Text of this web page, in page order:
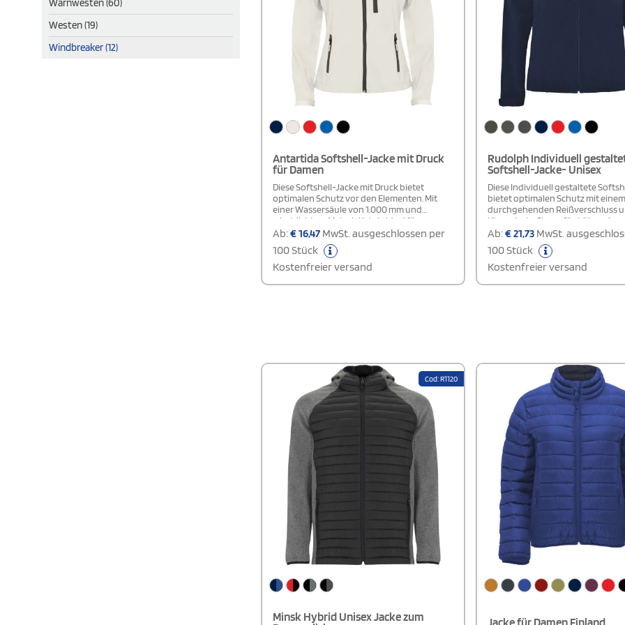
Warnwesten (60)
Westen (19)
Windbreaker (12)
Antartida Softshell-Jacke mit Druck
für Damen
Diese Softshell-Jacke mit Druck bietet
optimalen Schutz vor den Elementen. Mit
einer Wassersäule von 1.000 mm und
winddichtem Material ist sie ideal für
wechselhafte Wetterbedingungen. Der
umgekehrte, versiegelte Reißverschluss mit
passendem Kinnschutz sorgt für
zusätzlichen Komfort und Schutz. Die Jacke
Reißverschlusstaschen mit passenden
– ideal für aktive Einsätze im Freien!
Ab:€16,47MwSt. ausgeschlossen per
100 Stück
Kostenfreier versand
Rudolph Individuell
Softshell-Jacke- Unisex
Diese Individuell gestaltete
bietet optimalen Schutz mit einem
durchgehenden Reißverschluss
Kinnschutz. Sie verfügt über eine
Brusttasche und seitliche
Reißverschlusstaschen für
Stauraum. Klettverschlüsse an den
Ärmelbündchen und der
Passform. Mit 1.000 mm
Ab:€21,73 MwSt.
100 Stück
Kostenfreier versand
Cod: R1120
Minsk Hybrid Unisex Jacke zum
Jacke für Damen Finland